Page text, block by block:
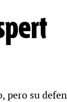
pero su